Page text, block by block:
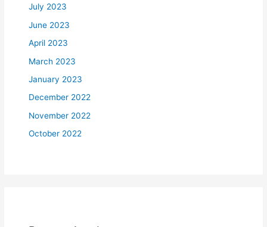
July 2023
June 2023
April 2023
March 2023
January 2023
December 2022
November 2022
October 2022